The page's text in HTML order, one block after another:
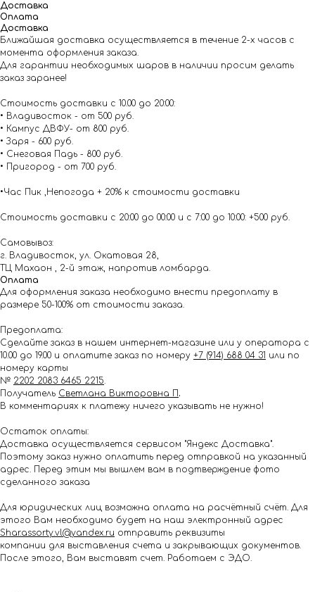
Доставка
Оплата
Доставка
Ближайшая доставка осуществляется в течение 2-х часов с
момента оформления заказа.
Для гарантии необходимых шаров в наличии просим делать
заказ заранее!
Стоимость доставки с 10.00 до 20:00:
• Владивосток - от 500 руб.
• Кампус ДВФУ- от 800 руб.
• Заря - 600 руб.
• Снеговая Падь - 800 руб.
• Пригород - от 700 руб.
•Час Пик ,Непогода + 20% к стоимости доставки
Стоимость доставки с 20:00 до 00:00 и с 7:00 до 10:00: +500 руб.
Самовывоз:
г. Владивосток, ул. Окатовая 28,
ТЦ Махаон , 2-й этаж, напротив ломбарда.
Оплата
Для оформления заказа необходимо внести предоплату в
размере 50-100% от стоимости заказа.
Предоплата:
Сделайте заказ в нашем интернет-магазине или у оператора с
10.00 до 19.00 и оплатите заказ по номеру +7 (914) 688 04 31 или по
номеру карты
№ 2202 2083 6465 2215.
Получатель Светлана Викторовна П .
В комментариях к платежу ничего указывать не нужно!
Остаток оплаты:
Доставка осуществляется сервисом "Яндекс Доставка".
Поэтому заказ нужно оплатить перед отправкой на указанный
адрес. Перед этим мы вышлем вам в подтверждение фото
сделанного заказа
Для юридических лиц возможна оплата на расчётный счёт. Для
этого Вам необходимо будет на наш электронный адрес
Shar.assorty.vl@yandex.ru отправить реквизиты
компании для выставления счета и закрывающих документов.
После этого, Вам выставят счет. Работаем с ЭДО.